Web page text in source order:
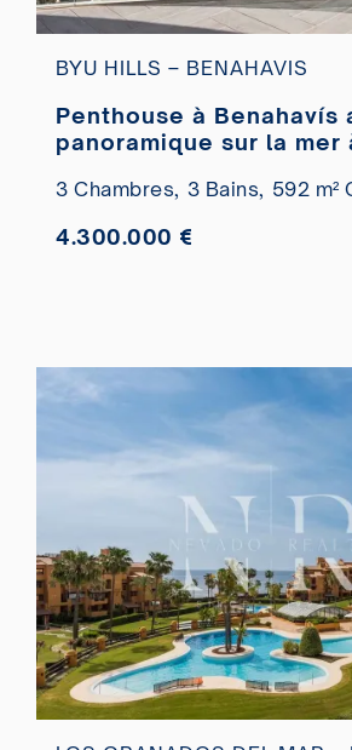
BYU HILLS – BENAHAVIS
Penthouse à Benahavís
panoramique sur la mer
3 Chambres, 3 Bains, 592 m²
4.300.000 €